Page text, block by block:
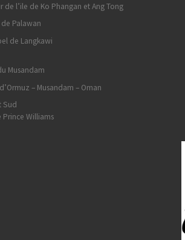
de l’ile de Ko Phangan et Ang Tong
Palawan
de Langkawi
Musandam
– Musandam – Oman
Sud
Prince Williams